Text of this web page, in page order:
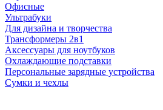
Офисные
Ультрабуки
Для дизайна и творчества
Трансформеры 2в1
Аксессуары для ноутбуков
Охлаждающие подставки
Персональные зарядные устройства
Сумки и чехлы